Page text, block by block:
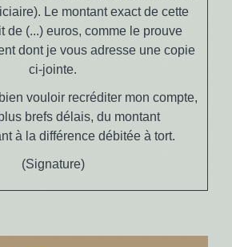
. Le montant exact de cette
de (...)euros, comme le prouve
dont je vous adresse une copie
ci-jointe.
vouloir recréditer mon compte,
brefs délais, du montant
à la différence débitée à tort.
(Signature)